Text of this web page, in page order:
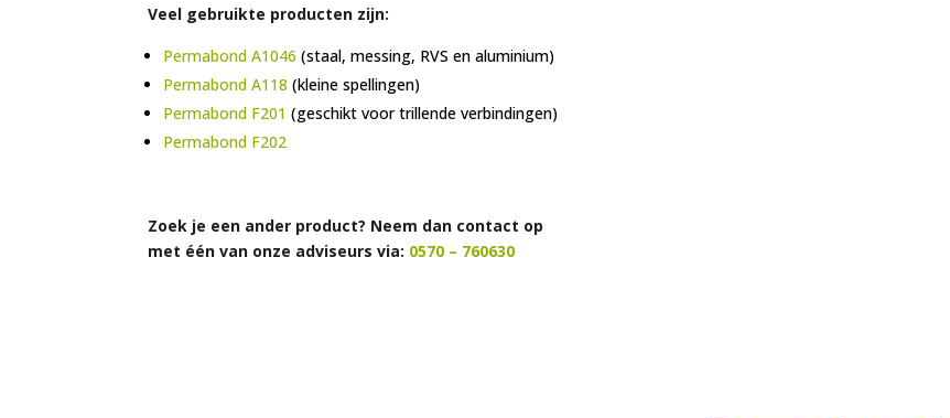
Veel gebruikte producten zijn:
Permabond A1046 (staal, messing, RVS en aluminium)
Permabond A118 (kleine spellingen)
Permabond F201 (geschikt voor trillende verbindingen)
Permabond F202
Zoek je een ander product? Neem dan contact op
met één van onze adviseurs via: 0570 – 760630